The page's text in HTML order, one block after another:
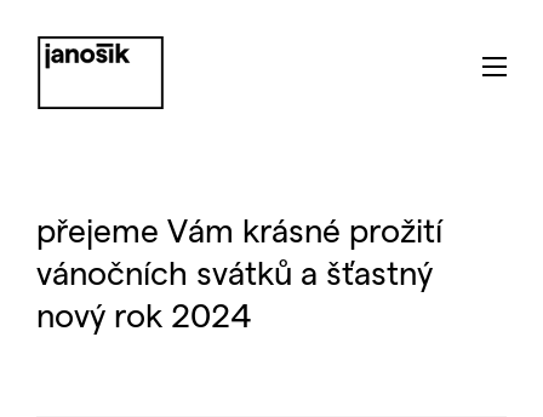
přejeme Vám krásné prožití
vánočních svátků a šťastný
nový rok 2024